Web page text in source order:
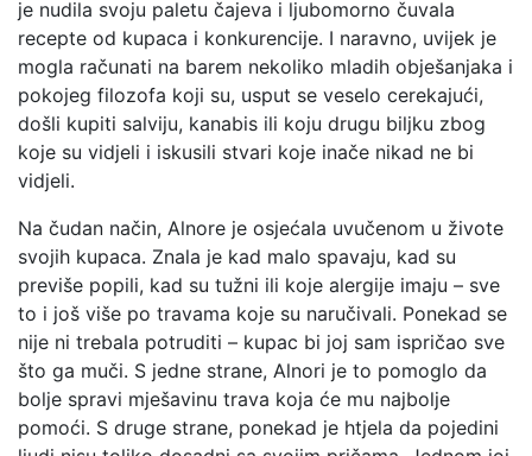
je nudila svoju paletu čajeva i ljubomorno čuvala
recepte od kupaca i konkurencije. I naravno, uvijek je
mogla računati na barem nekoliko mladih obješanjaka i
pokojeg filozofa koji su, usput se veselo cerekajući,
došli kupiti salviju, kanabis ili koju drugu biljku zbog
koje su vidjeli i iskusili stvari koje inače nikad ne bi
vidjeli.
Na čudan način, Alnore je osjećala uvučenom u živote
svojih kupaca. Znala je kad malo spavaju, kad su
previše popili, kad su tužni ili koje alergije imaju – sve
to i još više po travama koje su naručivali. Ponekad se
nije ni trebala potruditi – kupac bi joj sam ispričao sve
što ga muči. S jedne strane, Alnori je to pomoglo da
bolje spravi mješavinu trava koja će mu najbolje
pomoći. S druge strane, ponekad je htjela da pojedini